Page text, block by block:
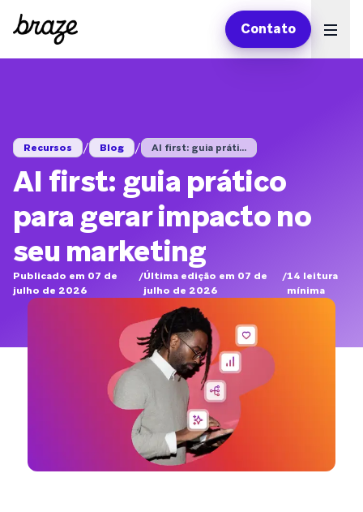
Contato
Recursos / Blog / AI first: guia práti...
AI first: guia prático
para gerar impacto no
seu marketing
Publicado em 07 de
julho de 2026
/Última edição em 07 de
julho de 2026
/14 leitura
mínima